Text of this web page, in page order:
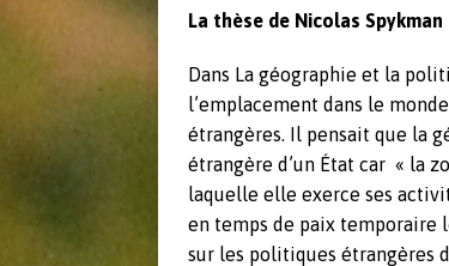
La thèse de Nicolas Spykman
Dans La géographie et la
l’emplacement dans le
étrangères. Il pensait que la
étrangère d’un État car « la
laquelle elle exerce ses
en temps de paix temporaire
sur les politiques étrangères